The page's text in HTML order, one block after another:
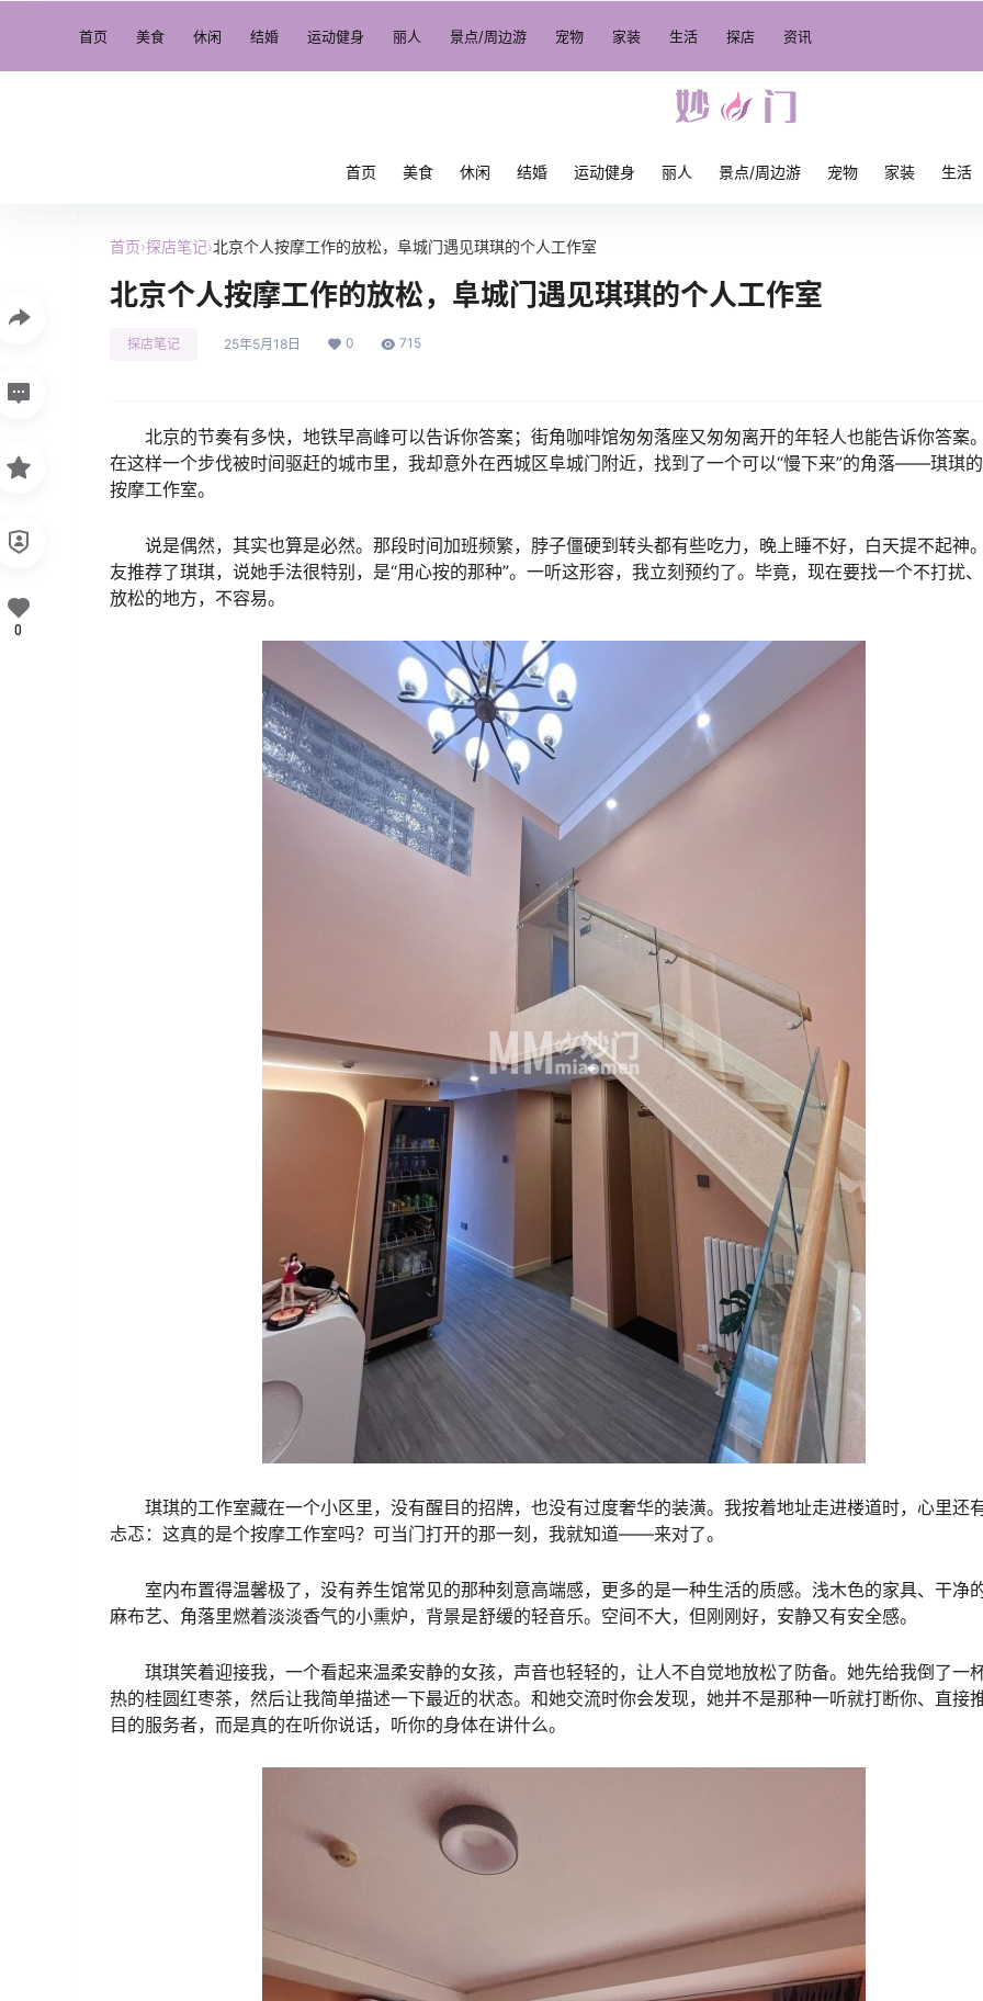
首页 美食 休闲 结婚 运动健身 丽人 景点/周边游 宠物 家装 生活 探店 资讯
首页 美食 休闲 结婚 运动健身 丽人 景点/周边游 宠物 家装 生活
首页›探店笔记›北京个人按摩工作的放松，阜城门遇见琪琪的个人工作室
北京个人按摩工作的放松，阜城门遇见琪琪的个人工作室
探店笔记 25年5月18日 0 715
北京的节奏有多快，地铁早高峰可以告诉你答案；街角咖啡馆匆匆落座又匆匆离开的年轻人也能告诉你答案
在这样一个步伐被时间驱赶的城市里，我却意外在西城区阜城门附近，找到了一个可以“慢下来”的角落——琪琪
按摩工作室。
说是偶然，其实也算是必然。那段时间加班频繁，脖子僵硬到转头都有些吃力，晚上睡不好，白天提不起神
友推荐了琪琪，说她手法很特别，是“用心按的那种”。一听这形容，我立刻预约了。毕竟，现在要找一个不打扰
放松的地方，不容易。
琪琪的工作室藏在一个小区里，没有醒目的招牌，也没有过度奢华的装潢。我按着地址走进楼道时，心里还
忐忑：这真的是个按摩工作室吗？可当门打开的那一刻，我就知道——来对了。
室内布置得温馨极了，没有养生馆常见的那种刻意高端感，更多的是一种生活的质感。浅木色的家具、干净
麻布艺、角落里燃着淡淡香气的小熏炉，背景是舒缓的轻音乐。空间不大，但刚刚好，安静又有安全感。
琪琪笑着迎接我，一个看起来温柔安静的女孩，声音也轻轻的，让人不自觉地放松了防备。她先给我倒了一
热的桂圆红枣茶，然后让我简单描述一下最近的状态。和她交流时你会发现，她并不是那种一听就打断你、直接
目的服务者，而是真的在听你说话，听你的身体在讲什么。
0